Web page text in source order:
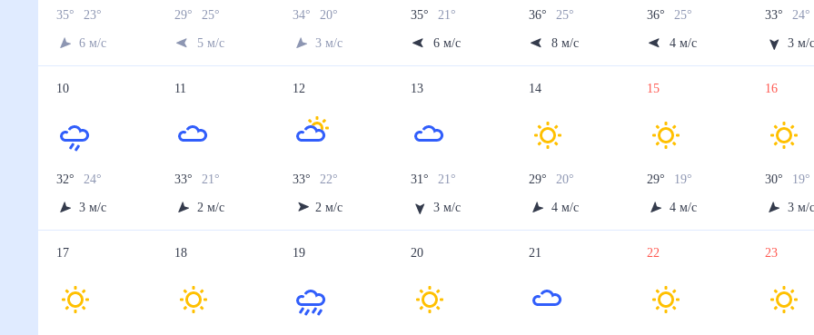
35° 23°
6 м/с
29° 25
5 м/с
34° 20
3 м/с
35° 21°
6 м/с
36° 25
8 м/с
36° 25
4 м/с
33° 24
3 м/с
10
32° 24
3 м/с
11
33° 21°
2 м/с
12
33° 22°
2 м/с
13
31° 21°
3 м/с
14
29° 20
4 м/с
15
29° 19°
4 м/с
16
30° 19°
3 м/с
17 18 19 20 21 22 23